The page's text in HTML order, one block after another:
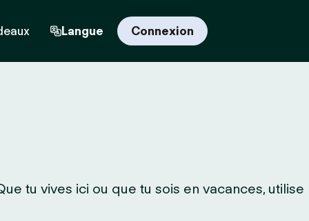
Langue Connexion
tu vives ici ou que tu sois en vacances, utilise